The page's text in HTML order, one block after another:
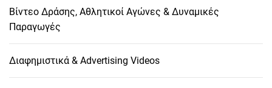
Βίντεο Δράσης, Αθλητικοί Αγώνες & Δυναμικές
Παραγωγές
Διαφημιστικά & Advertising Videos